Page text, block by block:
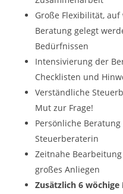
Große Flexibilität,
Beratung gelegt
Bedürfnissen
Intensivierung der
Checklisten und
Verständliche
Mut zur Frage!
Persönliche
Steuerberaterin
Zeitnahe
großes Anliegen
Zusätzlich 6